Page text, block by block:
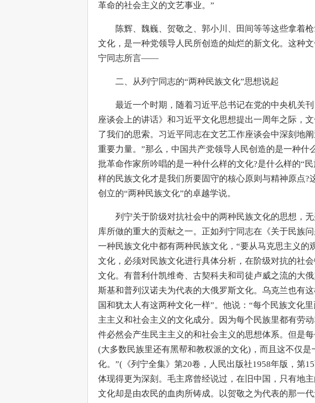
革命的社会主义的文艺事业。”
陈辉、魏巍、贺敬之、郭小川、田间等等这些拿着枪
文化，是一种党领导人民所创造的灿烂的新文化。这种
宁同志所言——
二、从列宁同志的“两种民族文化”思想说起
最近一个时期，随着习近平总书记在党的中央机关刊
座谈会上的讲话》和习近平文化思想提出一周年之际，
了我们的思索。习近平同志在文艺工作座谈会中深刻地
重要力量。”那么，中国共产党领导人民创造的是一种什
批革命作家所吟唱的是一种什么样的文化?是什么样的“
样的民族文化才是我们所要固守的核心原则与精神原点?
创立的“两种民族文化”的卓越学说。
列宁关于阶级对抗社会中的两种民族文化的思想，无
库所做的重大的贡献之一。正如列宁同志在《关于民族
一种民族文化中都有两种民族文化，“要从马克思主义的
文化，必须对民族文化进行具体分析，在阶级对抗的社
文化。有普利什凯维奇、古契科夫和司徒卢威之流的大
斯基和普列汉诺夫为代表的大俄罗斯文化。乌克兰也有
国和犹太人有这两种文化一样”。他说：“每个民族文化
主主义和社会主义的文化成分。因为每个民族里都有劳
件必然会产生民主主义的和社会主义的思想体系。但是
(大多数民族里还有黑帮和教权派的文化)，而且这不仅
化。”(《列宁全集》第20卷，人民出版社1958年版，第
体现得更为深刻。毛主席曾经说过，在旧中国，只有地
文化却是由农民的血肉所铸成。以贺敬之为代表的那一